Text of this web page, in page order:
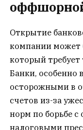
Открытие
компании может
который
Банки, особенно
осторожными в
счетов из-за
норм по борьбе
налоговыми